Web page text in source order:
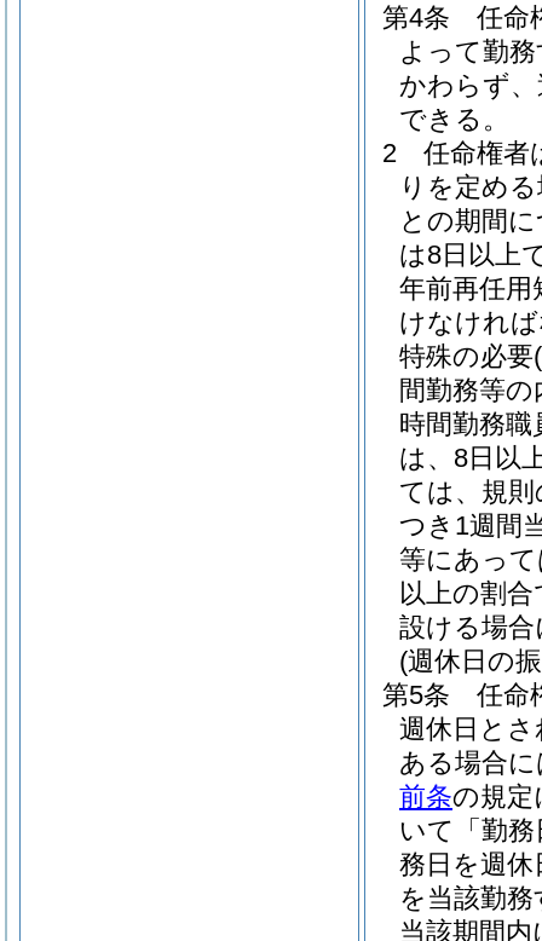
第4条
任命
よって勤
かわらず
できる。
2
任命権者
りを定め
との期間
は8日以上
年前再任用
けなけれ
特殊の必要
間勤務等の
時間勤務
は、8日以
ては、規
つき1週間
等にあっ
以上の割
設ける場
(週休日の
第5条
任命
週休日と
ある場合
前条の規定
いて「勤
務日を週
を当該勤
当該期間